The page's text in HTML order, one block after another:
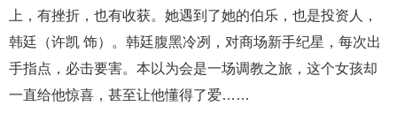
上，有挫折，也有收获。她遇到了她的伯乐，也是投资人，
韩廷（许凯 饰）。韩廷腹黑冷冽，对商场新手纪星，每次出
手指点，必击要害。本以为会是一场调教之旅，这个女孩却
一直给他惊喜，甚至让他懂得了爱……